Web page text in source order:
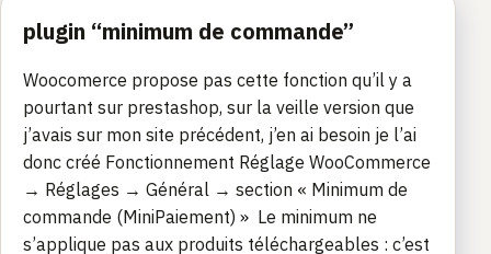
plugin “minimum de commande”
Woocomerce propose pas cette fonction qu’il y a
pourtant sur prestashop, sur la veille version que
j’avais sur mon site précédent, j’en ai besoin je l’ai
donc créé Fonctionnement Réglage WooCommerce
→ Réglages → Général → section « Minimum de
commande (MiniPaiement) » Le minimum ne
s’applique pas aux produits téléchargeables : c’est